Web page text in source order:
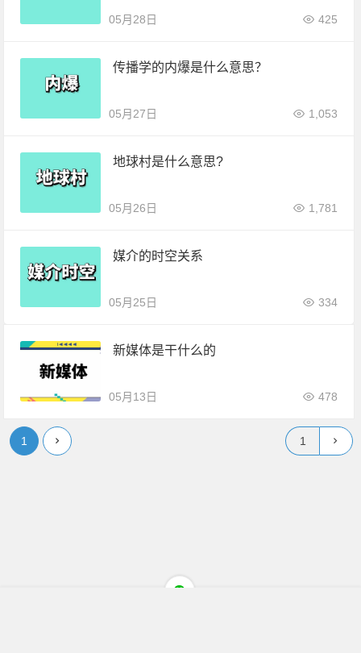
05月28日 425
传播学的内爆是什么意思？
05月27日 1,053
地球村是什么意思?
05月26日 1,781
媒介的时空关系
05月25日 334
新媒体是干什么的
05月13日 478
1